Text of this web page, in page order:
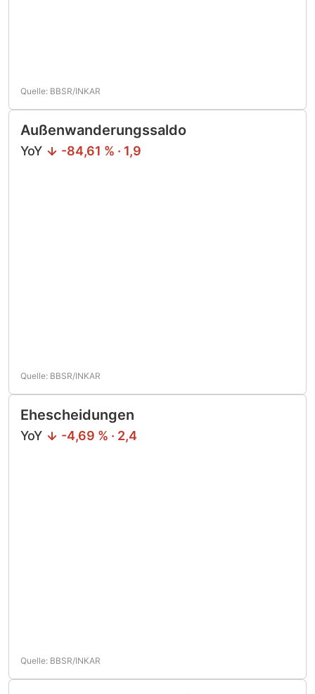
Quelle: BBSR/INKAR
Außenwanderungssaldo
YoY -84,61 % · 1,9
Quelle: BBSR/INKAR
Ehescheidungen
YoY -4,69 % · 2,4
Quelle: BBSR/INKAR